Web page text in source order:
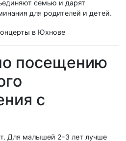
семью и дарят
для родителей и детей.
посещению
с
Для малышей 2-3 лет лучше